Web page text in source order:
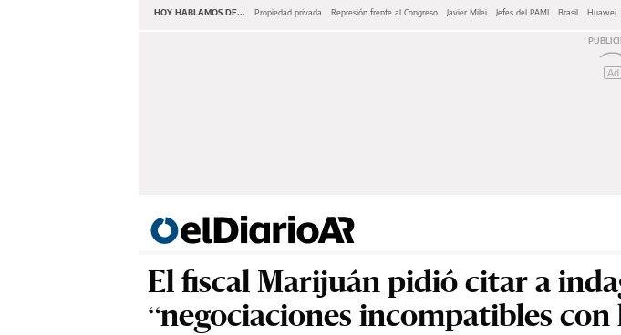
HOY HABLAMOS DE... Propiedad privada Represión frente al Congreso Javier Milei Jefes del PAMI Brasil Huawei
Ad
El fiscal Marijuán pidió citar a
“negociaciones incompatibles